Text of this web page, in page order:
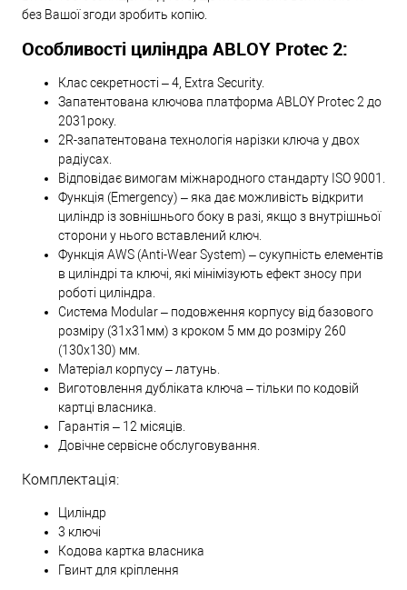
без Вашої згоди зробить копію.
Особливості циліндра ABLOY Protec 2:
Клас секретності – 4, Extra Security.
Запатентована ключова платформа ABLOY Protec 2 до
2031року.
2R-запатентована технологія нарізки ключа у двох
радіусах.
Відповідає вимогам міжнародного стандарту ISO 9001.
Функція (Emergency) – яка дає можливість відкрити
циліндр із зовнішнього боку в разі, якщо з внутрішньої
сторони у нього вставлений ключ.
Функція AWS (Anti-Wear System) – сукупність елементів
в циліндрі та ключі, які мінімізують ефект зносу при
роботі циліндра.
Система Modular – подовження корпусу від базового
розміру (31х31мм) з кроком 5 мм до розміру 260
(130х130) мм.
Матеріал корпусу – латунь.
Виготовлення дубліката ключа – тільки по кодовій
картці власника.
Гарантія – 12 місяців.
Довічне сервісне обслуговування.
Комплектація:
Циліндр
3 ключі
Кодова картка власника
Гвинт для кріплення